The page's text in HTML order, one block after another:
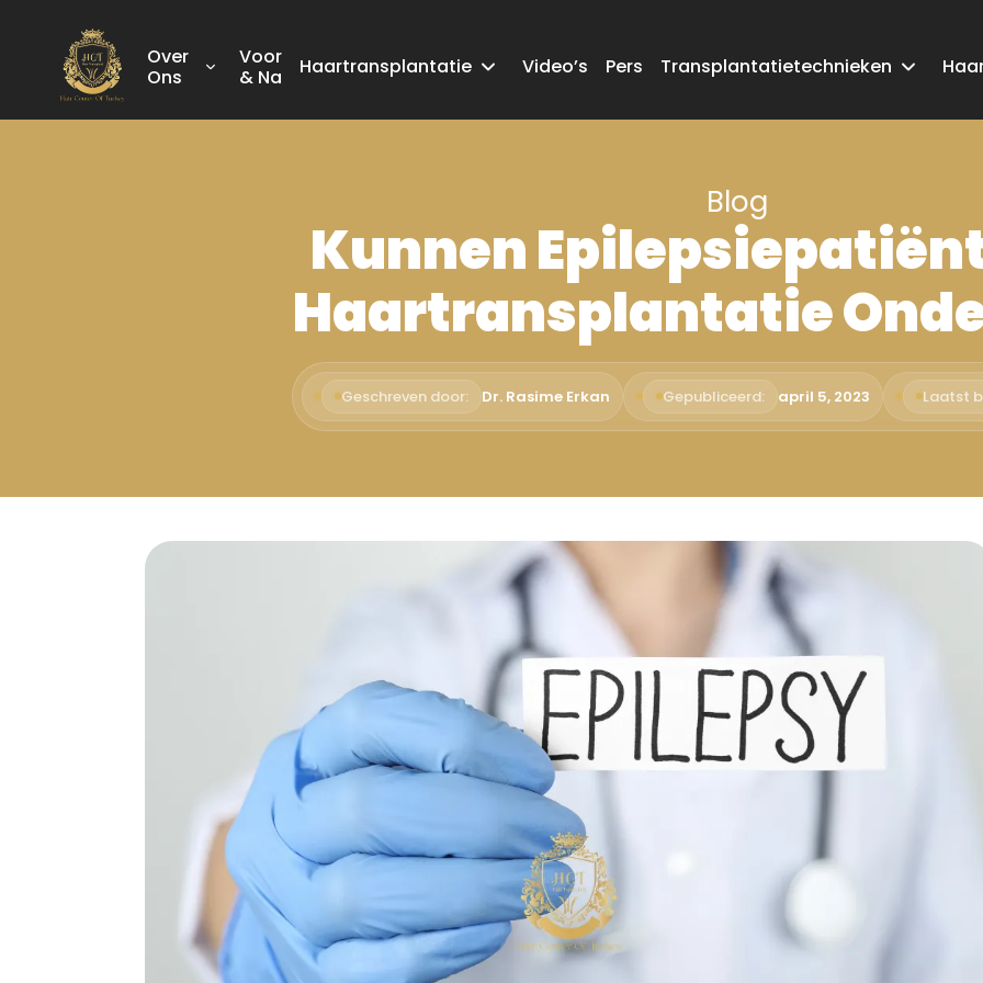
Over
Ons
Voor
& Na
Haartransplantatie Video’s Pers Transplantatietechnieken
Blog
Kunnen
Haartransplantatie
Geschreven door: Dr. Rasime Erkan Gepubliceerd: april 5, 2023 Laatst